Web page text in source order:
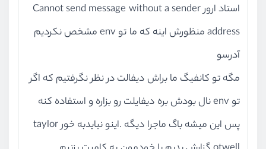
استاد ارور Cannot send message without a sender
address منظورش اینه که ما تو env مشخص نکردیم
آدرسو
مگه تو کانفیگ ما براش دیفالت در نظر نگرفتیم که اگر
تو env نال بودش بره دیفایلت رو بزاره و استفاده کنه
پس این میشه باگ ماجرا دیگه .اینو نبایدبه خور taylor